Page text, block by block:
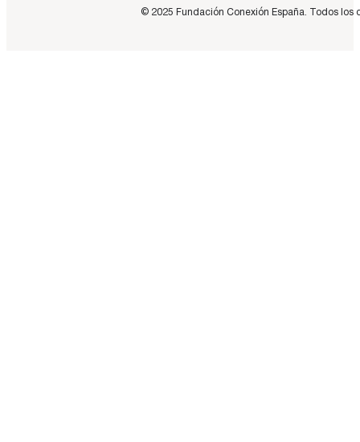
© 2025 Fundación Conexión España. Todos los